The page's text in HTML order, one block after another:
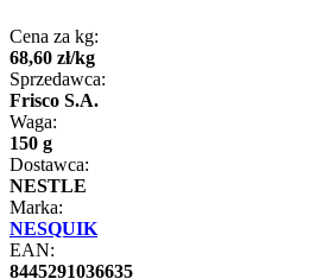
Cena za kg:
68,60 zł/kg
Sprzedawca:
Frisco S.A.
Waga:
150 g
Dostawca:
NESTLE
Marka:
NESQUIK
EAN:
8445291036635